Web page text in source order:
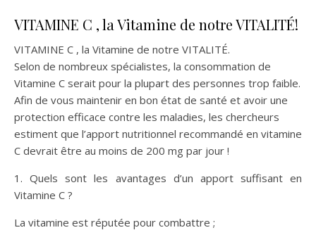
VITAMINE C , la Vitamine de notre VITALITÉ!
VITAMINE C , la Vitamine de notre VITALITÉ.
Selon de nombreux spécialistes, la consommation de
Vitamine C serait pour la plupart des personnes trop faible.
Afin de vous maintenir en bon état de santé et avoir une
protection efficace contre les maladies, les chercheurs
estiment que l’apport nutritionnel recommandé en vitamine
C devrait être au moins de 200 mg par jour !
1. Quels sont les avantages d’un apport suffisant en
Vitamine C ?
La vitamine est réputée pour combattre ;